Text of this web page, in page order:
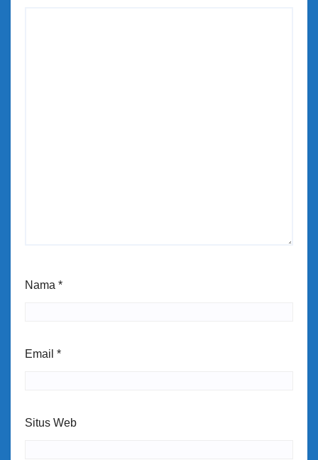
Nama *
Email *
Situs Web